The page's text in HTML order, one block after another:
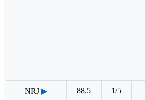
NRJ ▶ 88.5 1/5